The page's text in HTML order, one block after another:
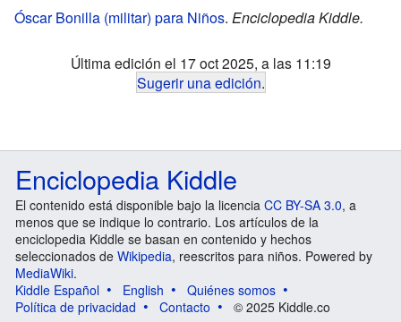
Óscar Bonilla (militar) para Niños. Enciclopedia Kiddle.
Última edición el 17 oct 2025, a las 11:19
Sugerir una edición.
Enciclopedia Kiddle
El contenido está disponible bajo la licencia CC BY-SA 3.0, a
menos que se indique lo contrario. Los artículos de la
enciclopedia Kiddle se basan en contenido y hechos
seleccionados de Wikipedia, reescritos para niños. Powered by
MediaWiki.
Kiddle Español
English
Quiénes somos
Política de privacidad
Contacto © 2025 Kiddle.co